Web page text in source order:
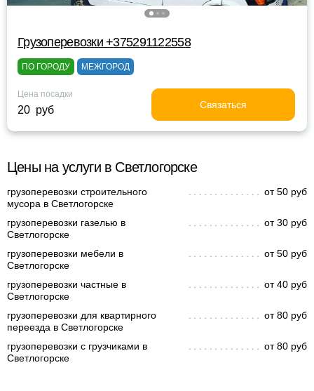
Грузоперевозки +375291122558
ПО ГОРОДУ МЕЖГОРОД
Цена посадки
20 руб Связаться
Цены на услуги в Светлогорске
грузоперевозки строительного
мусора в Светлогорске
от 50 руб
грузоперевозки газелью в
Светлогорске
от 30 руб
грузоперевозки мебели в
Светлогорске
от 50 руб
грузоперевозки частные в
Светлогорске
от 40 руб
грузоперевозки для квартирного
переезда в Светлогорске
от 80 руб
грузоперевозки с грузчиками в
Светлогорске
от 80 руб